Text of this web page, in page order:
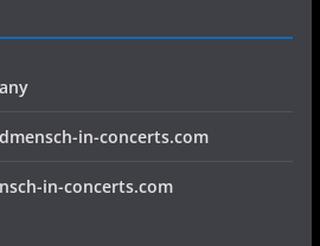
in-concerts.com
in-concerts.com